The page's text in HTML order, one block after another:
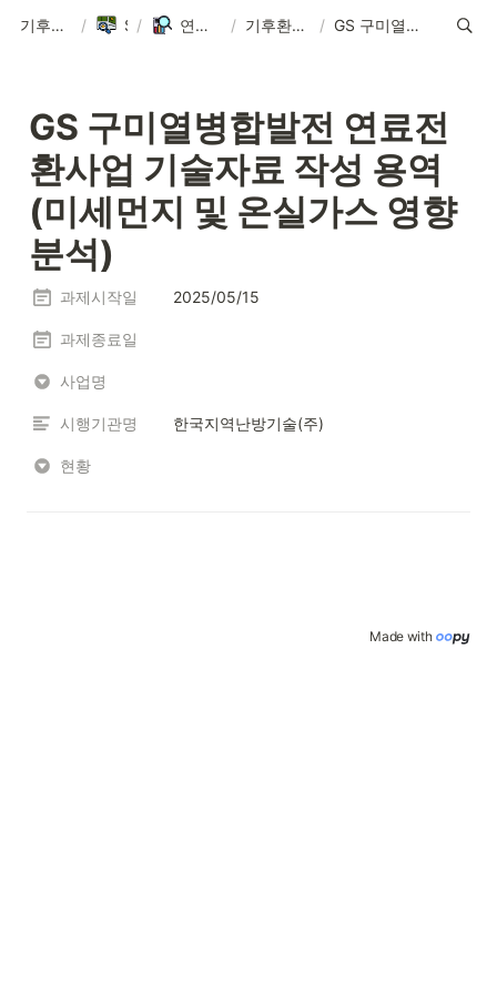
기후환경에너지학과 / Sitemap/ 연구실 ∙ Research Lab / 기후환경통합모형연구실 연구과제 / GS 구미열병합발전 연료전환사업 기술자료 작성 용역(미세먼지 및 온실가스 영향 분석)
GS 구미열병합발전 연료전
환사업 기술자료 작성 용역
(미세먼지 및 온실가스 영향
분석)
과제시작일 2025/05/15
과제종료일
사업명
시행기관명 한국지역난방기술(주)
현황
Made with